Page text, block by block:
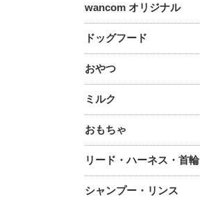
wancom オリジナル
ドッグフード
おやつ
ミルク
おもちゃ
リード・ハーネス・首輪
シャンプー・リンス